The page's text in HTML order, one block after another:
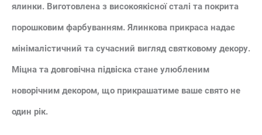
ялинки. Виготовлена з високоякісної сталі та покрита
порошковим фарбуванням. Ялинкова прикраса надає
мінімалістичний та сучасний вигляд святковому декору.
Міцна та довговічна підвіска стане улюбленим
новорічним декором, що прикрашатиме ваше свято не
один рік.